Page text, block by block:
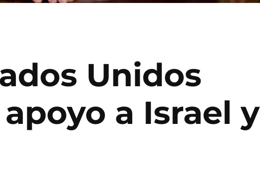
Unidos
a Israel y